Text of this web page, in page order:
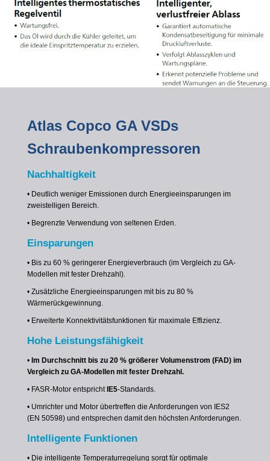
Atlas Copco GA VSDs
Schraubenkompressoren
Nachhaltigkeit
• Deutlich weniger Emissionen durch Energieeinsparungen im
zweistelligen Bereich.
• Begrenzte Verwendung von seltenen Erden.
Einsparungen
• Bis zu 60 % geringerer Energieverbrauch (im Vergleich zu GA-
Modellen mit fester Drehzahl).
• Zusätzliche Energieeinsparungen mit bis zu 80 %
Wärmerückgewinnung.
• Erweiterte Konnektivitätsfunktionen für maximale Effizienz.
Hohe Leistungsfähigkeit
• Im Durchschnitt bis zu 20 % größerer Volumenstrom (FAD) im
Vergleich zu GA-Modellen mit fester Drehzahl.
• FASR-Motor entspricht IE5-Standards.
• Umrichter und Motor übertreffen die Anforderungen von IES2
(EN 50598) und entsprechen damit den höchsten Anforderungen.
Intelligente Funktionen
• Die intelligente Temperaturregelung sorgt für optimale